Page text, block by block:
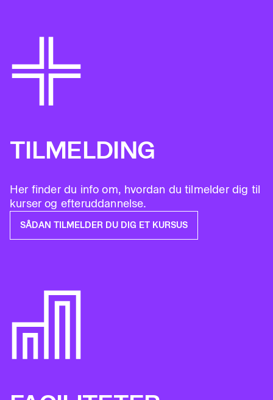
TILMELDING
Her finder du info om, hvordan du tilmelder dig til
kurser og efteruddannelse.
SÅDAN TILMELDER DU DIG ET KURSUS